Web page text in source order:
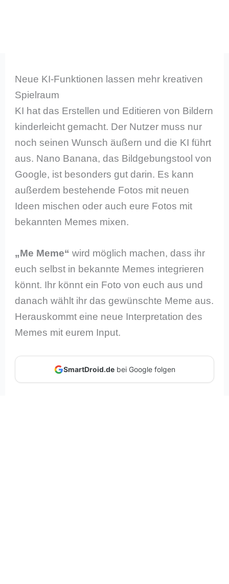
Neue KI-Funktionen lassen mehr kreativen
Spielraum
KI hat das Erstellen und Editieren von Bildern
kinderleicht gemacht. Der Nutzer muss nur
noch seinen Wunsch äußern und die KI führt
aus. Nano Banana, das Bildgebungstool von
Google, ist besonders gut darin. Es kann
außerdem bestehende Fotos mit neuen
Ideen mischen oder auch eure Fotos mit
bekannten Memes mixen.
„Me Meme“ wird möglich machen, dass ihr
euch selbst in bekannte Memes integrieren
könnt. Ihr könnt ein Foto von euch aus und
danach wählt ihr das gewünschte Meme aus.
Herauskommt eine neue Interpretation des
Memes mit eurem Input.
SmartDroid.debei Google folgen